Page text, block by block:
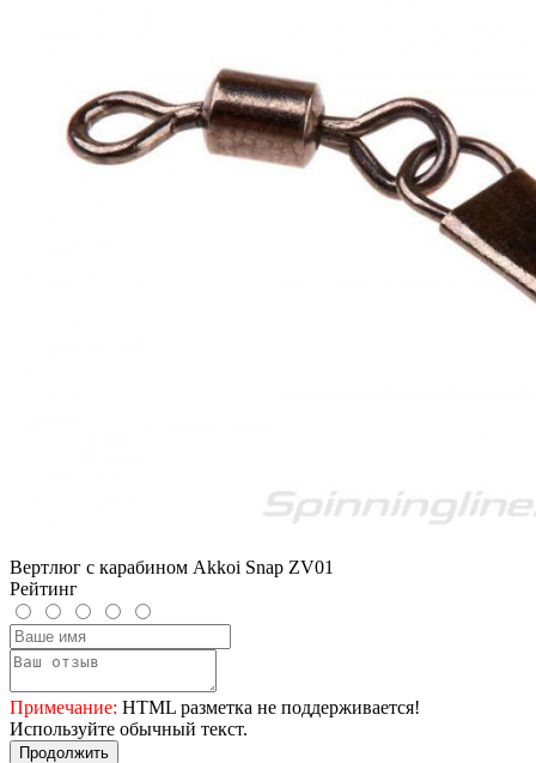
Вертлюг с карабином Akkoi Snap ZV01
Рейтинг
Примечание: HTML разметка не поддерживается!
Используйте обычный текст.
Продолжить